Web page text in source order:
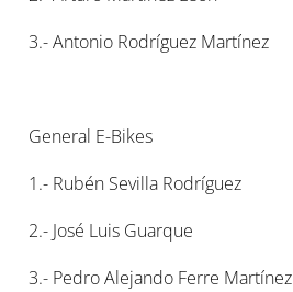
3.- Antonio Rodríguez Martínez
General E-Bikes
1.- Rubén Sevilla Rodríguez
2.- José Luis Guarque
3.- Pedro Alejando Ferre Martínez